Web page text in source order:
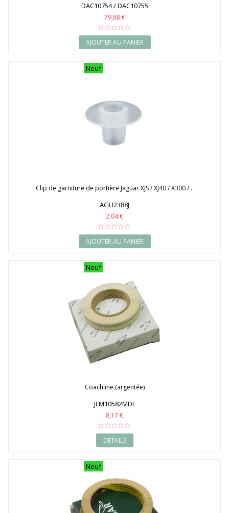
DAC10754 / DAC10755
79,88 €
AJOUTER AU PANIER
Neuf
Clip de garniture de portière Jaguar XJS / XJ40 / X300 /...
AGU2388J
2,04 €
AJOUTER AU PANIER
Neuf
Coachline (argentée)
JLM10582MDL
8,17 €
DÉTAILS
Neuf